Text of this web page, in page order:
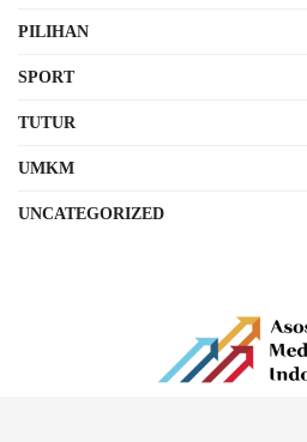
PILIHAN
SPORT
TUTUR
UMKM
UNCATEGORIZED